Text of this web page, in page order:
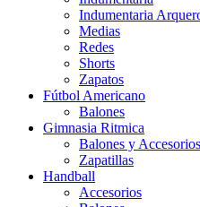
Indumentaria
Medias
Redes
Shorts
Zapatos
Fútbol Americano
Balones
Gimnasia Ritmica
Balones y Accesorios
Zapatillas
Handball
Accesorios